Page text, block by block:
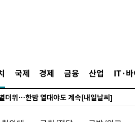
국제 경제 금융 산업 IT·
위' 결론냈던 스포츠윤리센터도 압수수색
체는 단거리탄도미사일…감시·경계태세 강
서비스 장애 발생…"원인 파악 중"
더위…한밤 열대야도 계속[내일날씨]